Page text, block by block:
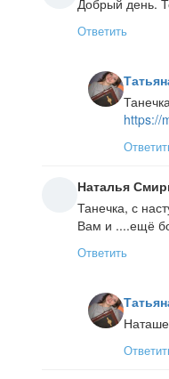
Добрый день.
Ответить
https://
Наталья
Танечка, с
Вам и ....ещё
Ответить